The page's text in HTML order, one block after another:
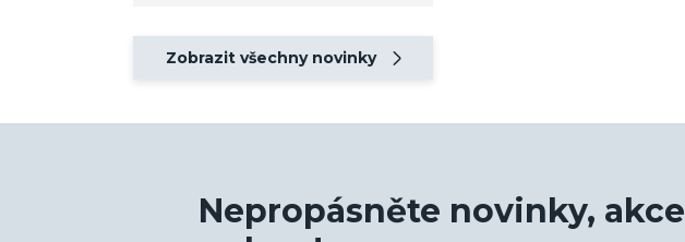
Zobrazit všechny novinky
Nepropásněte novinky, akce